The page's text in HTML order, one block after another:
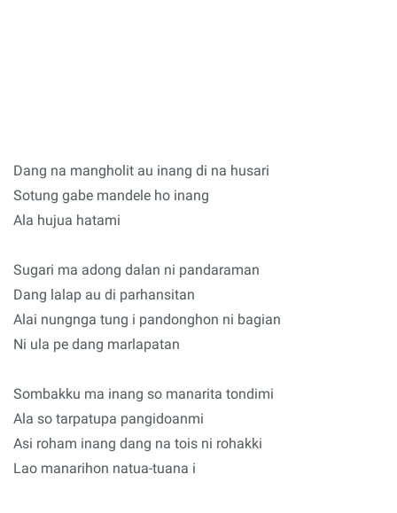
Dang na mangholit au inang di na husari
Sotung gabe mandele ho inang
Ala hujua hatami
Sugari ma adong dalan ni pandaraman
Dang lalap au di parhansitan
Alai nungnga tung i pandonghon ni bagian
Ni ula pe dang marlapatan
Sombakku ma inang so manarita tondimi
Ala so tarpatupa pangidoanmi
Asi roham inang dang na tois ni rohakki
Lao manarihon natua-tuana i